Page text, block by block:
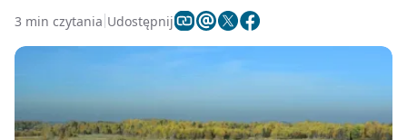
3 min czytania Udostępnij